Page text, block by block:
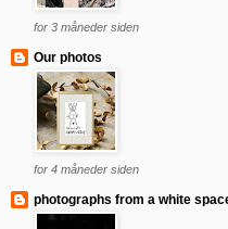
for 3 måneder siden
Our photos
for 4 måneder siden
photographs from a white